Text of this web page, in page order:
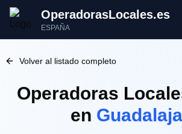
OperadorasLocales.es
ESPAÑA
Volver al listado completo
Operadoras
en